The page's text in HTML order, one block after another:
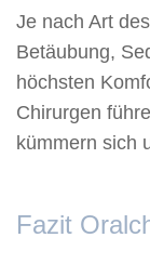
Je nach Art
Betäubung,
höchsten
Chirurgen
kümmern sich
Fazit